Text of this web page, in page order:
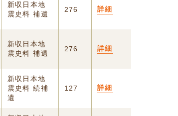
新収日本地
震史料 補遺
276 詳細
新収日本地
震史料 補遺
276 詳細
新収日本地
震史料 続補
遺
127 詳細